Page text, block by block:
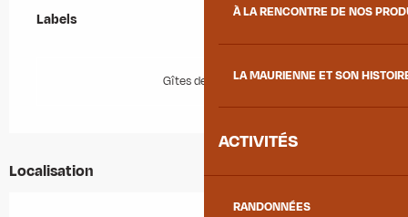
À LA RENCONTRE DE NOS
LA MAURIENNE ET SON
ACTIVITÉS
RANDONNÉES
Labels
Labels
Gîtes de France
Localisation